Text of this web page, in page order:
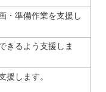
・準備作業を支援し
きるよう支援しま
援します。